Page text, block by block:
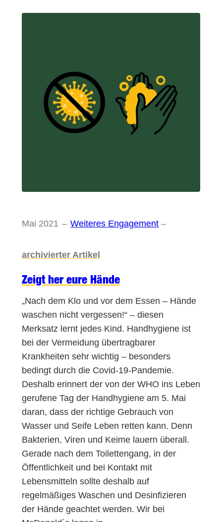
Mai 2021 – Weiteres Engagement–
archivierter Artikel
Zeigt her eure Hände
„Nach dem Klo und vor dem Essen – Hände
waschen nicht vergessen!“ – diesen
Merksatz lernt jedes Kind. Handhygiene ist
bei der Vermeidung übertragbarer
Krankheiten sehr wichtig – besonders
bedingt durch die Covid-19-Pandemie.
Deshalb erinnert der von der WHO ins Leben
gerufene Tag der Handhygiene am 5. Mai
daran, dass der richtige Gebrauch von
Wasser und Seife Leben retten kann. Denn
Bakterien, Viren und Keime lauern überall.
Gerade nach dem Toilettengang, in der
Öffentlichkeit und bei Kontakt mit
Lebensmitteln sollte deshalb auf
regelmäßiges Waschen und Desinfizieren
der Hände geachtet werden. Wir bei